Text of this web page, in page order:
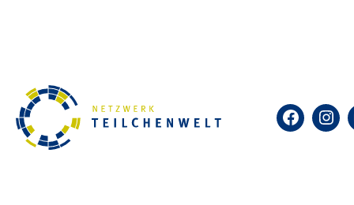
Facebook
ist das Identifizieren und